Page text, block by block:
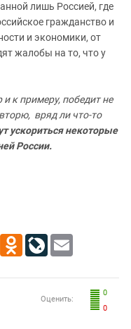
лишь Россией, где
гражданство и
и экономики, от
жалобы на то, что у
к примеру, победит не
вряд ли что-то
ускориться некоторые
России.
Odnoklassniki
LiveJournal
Email
0
0
Оценить: